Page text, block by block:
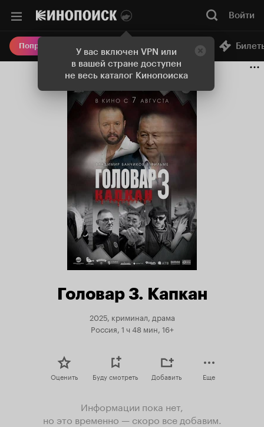
У вас включен VPN или
в вашей стране доступен
не весь каталог Кинопоиска
Войти
Попробовать Плюс Онлайн-кинотеатр
Головар 3. Капкан
2025, криминал, драма
Россия, 1 ч 48 мин, 16+
Оценить Буду смотреть Добавить Еще
Информации пока нет,
но это временно — скоро все добавим.